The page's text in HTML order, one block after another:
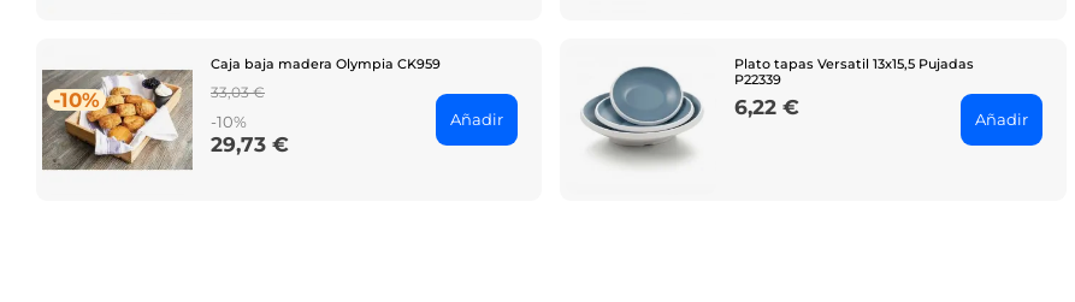
-10%
Caja baja madera Olympia CK959
Regular
price
33,03 €
-10%
Price
29,73 €
Añadir
Plato tapas Versatil 13x15,5 Pujadas
P22339
Price
6,22 €
Añadir